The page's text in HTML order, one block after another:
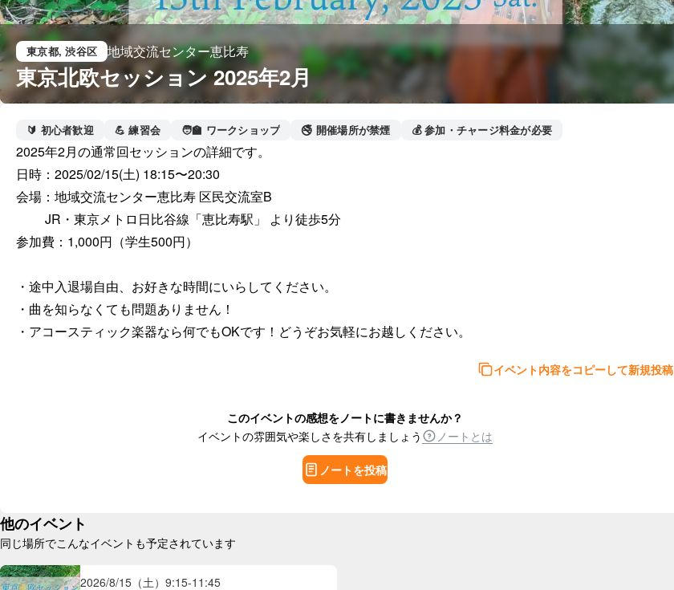
東京都, 渋谷区 地域交流センター恵比寿
東京北欧セッション 2025年2月
🔰 初心者歓迎 💪 練習会 🧑‍🏫 ワークショップ 🚭 開催場所が禁煙 💰 参加・チャージ料金が必要
2025年2月の通常回セッションの詳細です。
日時：2025/02/15(土) 18:15〜20:30
会場：地域交流センター恵比寿 区民交流室B
JR・東京メトロ日比谷線「恵比寿駅」 より徒歩5分
参加費：1,000円（学生500円）
・途中入退場自由、お好きな時間にいらしてください。
・曲を知らなくても問題ありません！
イベント内容をコピーして新規投稿
このイベントの感想をノートに書きませんか？
イベントの雰囲気や楽しさを共有しましょう
ノートとは
ノートを投稿
他のイベント
同じ場所でこんなイベントも予定されています
2026/8/15（土） 9:15-11:45